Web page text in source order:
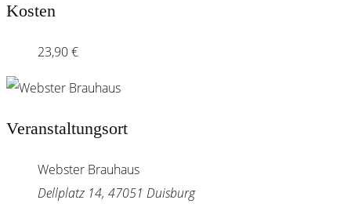
Kosten
23,90 €
Veranstaltungsort
Webster Brauhaus
Dellplatz 14, 47051 Duisburg